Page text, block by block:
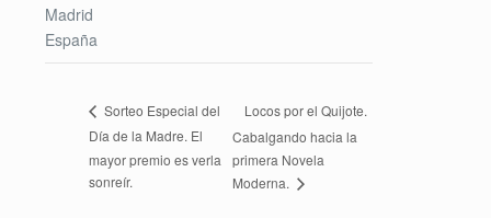
Madrid
España
Sorteo Especial del
Día de la Madre. El
mayor premio es verla
sonreír.
Locos por el Quijote.
Cabalgando hacia la
primera Novela
Moderna.